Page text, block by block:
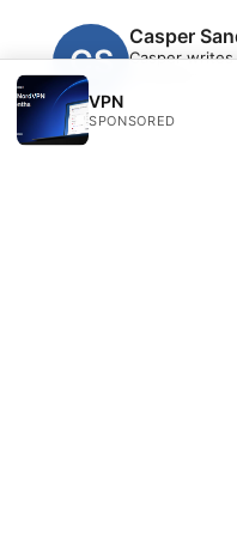
Casper
Casper
VPN
SPONSORED